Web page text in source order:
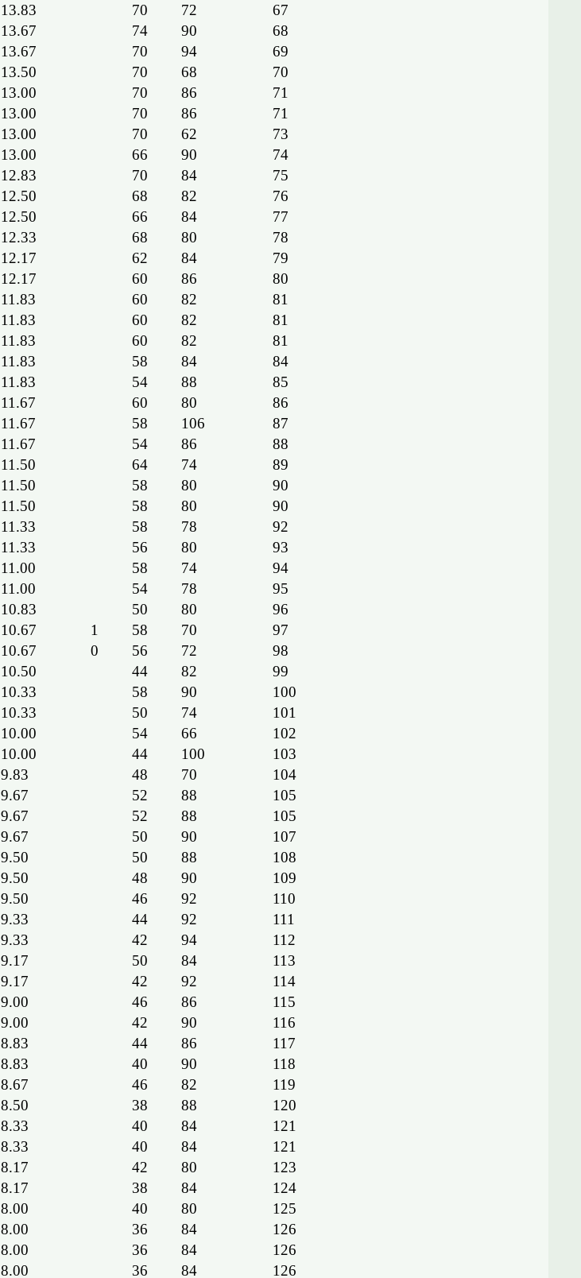
13.83 70 72
67
13.67 74 90
68
13.67 70 94
69
13.50 70 68
70
13.00 70 86
71
13.00 70 86
71
13.00 70 62
73
13.00 66 90
74
12.83 70 84
75
12.50 68 82
76
12.50 66 84
77
12.33 68 80
78
12.17 62 84
79
12.17 60 86
80
11.83 60 82
81
11.83 60 82
81
11.83 60 82
81
11.83 58 84
84
11.83 54 88
85
11.67 60 80
86
11.67 58 106
87
11.67 54 86
88
11.50 64 74
89
11.50 58 80
90
11.50 58 80
90
11.33 58 78
92
11.33 56 80
93
11.00 58 74
94
11.00 54 78
95
10.83 50 80
96
10.67 1 58 70
97
10.67 0 56 72
98
10.50 44 82
99
10.33 58 90
100
10.33 50 74
101
10.00 54 66
102
10.00 44 100
103
9.83 48 70
104
9.67 52 88
105
9.67 52 88
105
9.67 50 90
107
9.50 50 88
108
9.50 48 90
109
9.50 46 92
110
9.33 44 92
111
9.33 42 94
112
9.17 50 84
113
9.17 42 92
114
9.00 46 86
115
9.00 42 90
116
8.83 44 86
117
8.83 40 90
118
8.67 46 82
119
8.50 38 88
120
8.33 40 84
121
8.33 40 84
121
8.17 42 80
123
8.17 38 84
124
8.00 40 80
125
8.00 36 84
126
8.00 36 84
126
8.00 36 84 126